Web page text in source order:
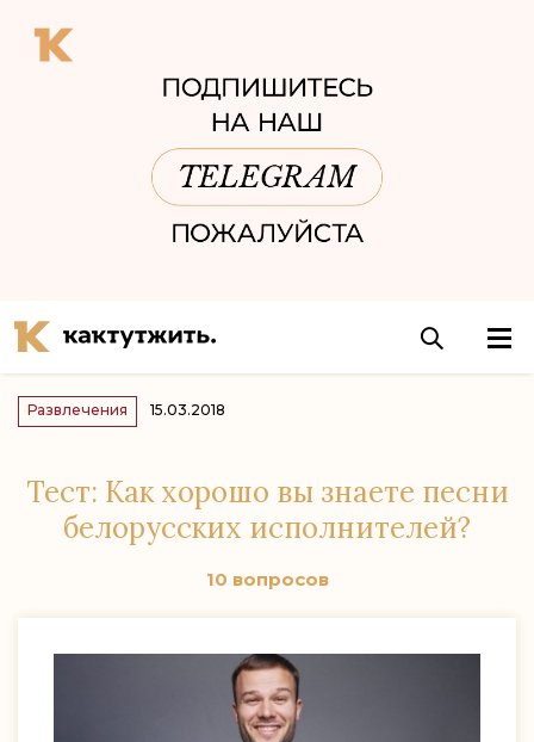
Развлечения 15.03.2018
Тест: Как хорошо вы знаете песни
белорусских исполнителей?
10 вопросов